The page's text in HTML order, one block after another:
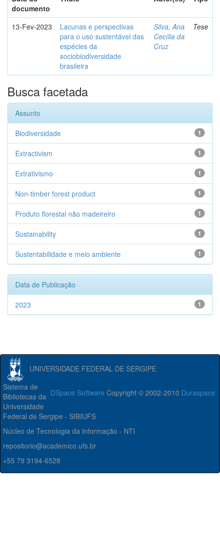
documento
13-Fev-2023
Lacunas e perspectivas
para o uso sustentável das
espécies da
sociobiodiversidade
brasileira
Silva, Ana
Cecília da
Cruz
Tese
Busca facetada
Assunto
1
Biodiversidade
1
Extractivism
1
Extrativismo
1
Non-timber forest product
1
Produto florestal não madeireiro
1
Sustainability
1
Sustentabilidade e meio ambiente
Data de Publicação
1
2023
UNIVERSIDADE FEDERAL DE SERGIPE
DSpace Software Copyright © 2002-2010 Duraspace
Sistema de
Bibliotecas da
Universidade
Federal de Sergipe - SIBIUFS
Núcleo de Tecnologia da Informação - NTI
repositorio@academico.ufs.br
+55 79 3194-6528